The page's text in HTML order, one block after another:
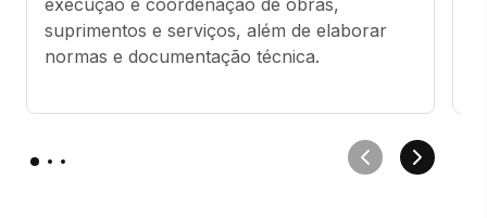
execução e coordenação de obras,
suprimentos e serviços, além de elaborar
normas e documentação técnica.